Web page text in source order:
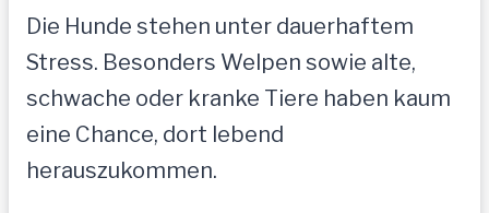
Die Hunde stehen unter dauerhaftem
Stress. Besonders Welpen sowie alte,
schwache oder kranke Tiere haben kaum
eine Chance, dort lebend
herauszukommen.